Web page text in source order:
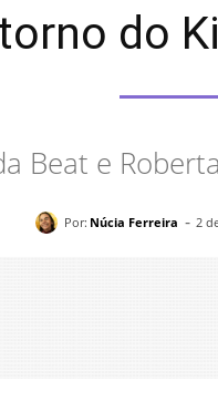
do
Beat e
Por: Núcia Ferreira - 2